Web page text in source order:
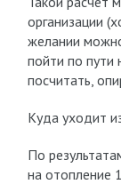
организации
желании
пойти по пути
посчитать,
Куда уходит
По
на отопление